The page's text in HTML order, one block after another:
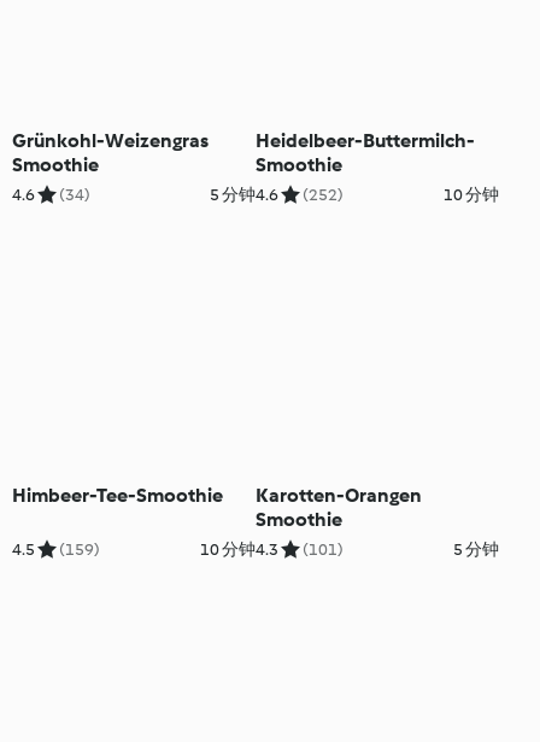
Grünkohl-Weizengras
Smoothie
4.6 (34) 5 分钟
Heidelbeer-Buttermilch-
Smoothie
4.6 (252) 10 分钟
Himbeer-Tee-Smoothie
4.5 (159) 10 分钟
Karotten-Orangen
Smoothie
4.3 (101) 5 分钟